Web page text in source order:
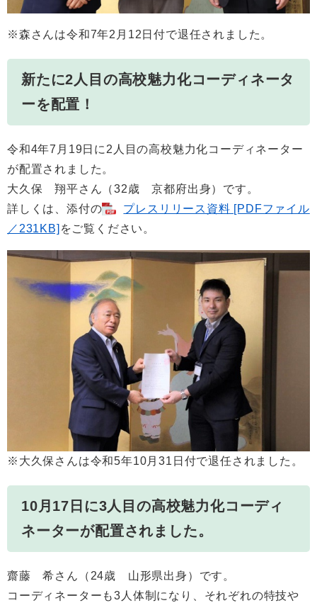
※森さんは令和7年2月12日付で退任されました。
新たに2人目の高校魅力化コーディネータ
ーを配置！
令和4年7月19日に2人目の高校魅力化コーディネーター
が配置されました。
大久保 翔平さん（32歳 京都府出身）です。
詳しくは、添付の
プレスリリース資料 [PDFファイル
／231KB] をご覧ください。
※大久保さんは令和5年10月31日付で退任されました。
10月17日に3人目の高校魅力化コーディ
ネーターが配置されました。
齋藤 希さん（24歳 山形県出身）です。
コーディネーターも3人体制になり、それぞれの特技や